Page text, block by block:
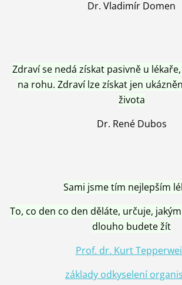
Dr. Vladimír Domen
Zdraví se nedá získat pasivně u
na rohu. Zdraví lze získat jen
života
Dr. René Dubos
Sami jsme tím nejlepším
To, co den co den děláte, určuje,
dlouho budete žít
Prof. dr. Kurt
základy odkyselení